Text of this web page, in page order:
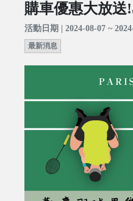
購車優惠大放送
活動日期 | 2024-08-07 ~
最新消息